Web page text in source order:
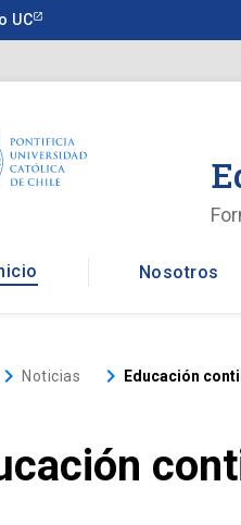
UC
Nosotros
keyboard_arrow_rightNoticias keyboard_arrow_right Educación